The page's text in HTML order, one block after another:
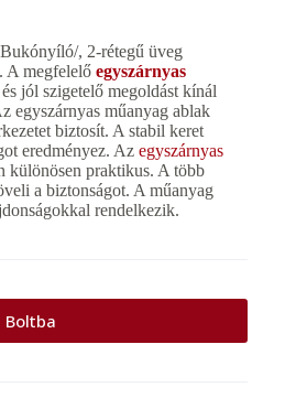
, 2-rétegű üveg
A megfelelő egyszárnyas
jól szigetelő megoldást kínál
egyszárnyas műanyag ablak
biztosít. A stabil keret
eredményez. Az egyszárnyas
különösen praktikus. A több
a biztonságot. A műanyag
rendelkezik.
Boltba